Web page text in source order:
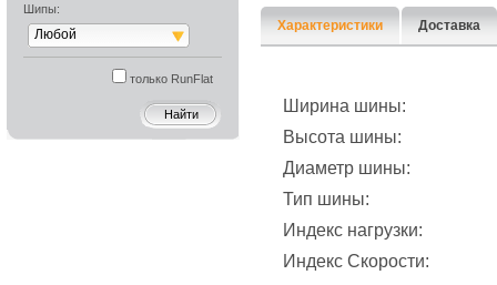
Шипы:
Любой
только RunFlat
Характеристики Доставка
Ширина шины:
Высота шины:
Диаметр шины:
Тип шины:
Индекс нагрузки:
Индекс Скорости: